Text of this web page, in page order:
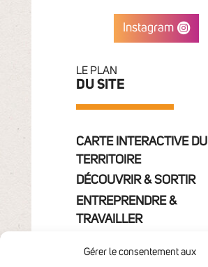
Gérer le consentement aux
Instagram
LE PLAN
DU SITE
CARTE INTERACTIVE DU
TERRITOIRE
DÉCOUVRIR & SORTIR
ENTREPRENDRE &
TRAVAILLER